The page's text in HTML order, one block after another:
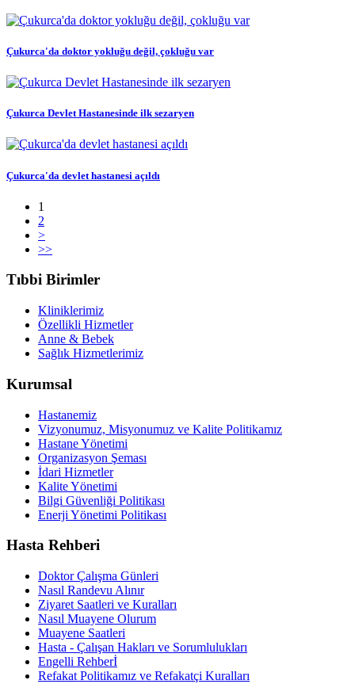
Çukurca'da doktor yokluğu değil, çokluğu var
Çukurca Devlet Hastanesinde ilk sezaryen
Çukurca'da devlet hastanesi açıldı
1
2
>
>>
Tıbbi Birimler
Kliniklerimiz
Özellikli Hizmetler
Anne & Bebek
Sağlık Hizmetlerimiz
Kurumsal
Hastanemiz
Vizyonumuz, Misyonumuz ve Kalite Politikamız
Hastane Yönetimi
Organizasyon Şeması
İdari Hizmetler
Kalite Yönetimi
Bilgi Güvenliği Politikası
Enerji Yönetimi Politikası
Hasta Rehberi
Doktor Çalışma Günleri
Nasıl Randevu Alınır
Ziyaret Saatleri ve Kuralları
Nasıl Muayene Olurum
Muayene Saatleri
Hasta - Çalışan Hakları ve Sorumlulukları
Engelli Rehberİ
Refakat Politikamız ve Refakatçi Kuralları